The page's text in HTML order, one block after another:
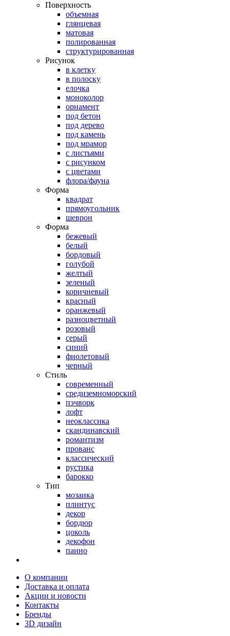
Поверхность
объемная
глянцевая
матовая
полированная
структурированная
Рисунок
в клетку
в полоску
елочка
моноколор
орнамент
под бетон
под дерево
под камень
под мрамор
с листьями
с рисунком
с цветами
флора/фауна
Форма
квадрат
прямоугольник
шеврон
Форма
бежевый
белый
бордовый
голубой
желтый
зеленый
коричневый
красный
оранжевый
разноцветный
розовый
серый
синий
фиолетовый
черный
Стиль
современный
средиземноморский
пэчворк
лофт
неоклассика
скандинавский
романтизм
прованс
классический
рустика
барокко
Тип
мозаика
плинтус
декор
бордюр
цоколь
декофон
панно
О компании
Доставка и оплата
Акции и новости
Контакты
Бренды
3D дизайн